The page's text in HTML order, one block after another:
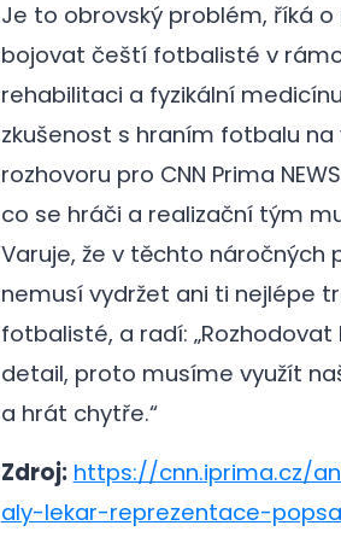
Je to obrovský problém, říká
bojovat čeští fotbalisté v
rehabilitaci a fyzikální
zkušenost s hraním fotbalu
rozhovoru pro CNN Prima
co se hráči a realizační tým
Varuje, že v těchto náročných
nemusí vydržet ani ti nejlépe
fotbalisté, a radí: „Rozhodovat
detail, proto musíme využít
a hrát chytře.“
Zdroj: https://cnn.iprima.cz/
aly-lekar-reprezentace-